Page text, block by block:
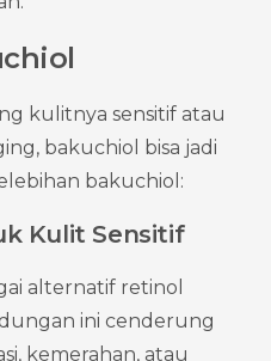
kulitnya sensitif atau
bakuchiol bisa jadi
bakuchiol:
Kulit Sensitif
alternatif retinol
ini cenderung
kemerahan, atau